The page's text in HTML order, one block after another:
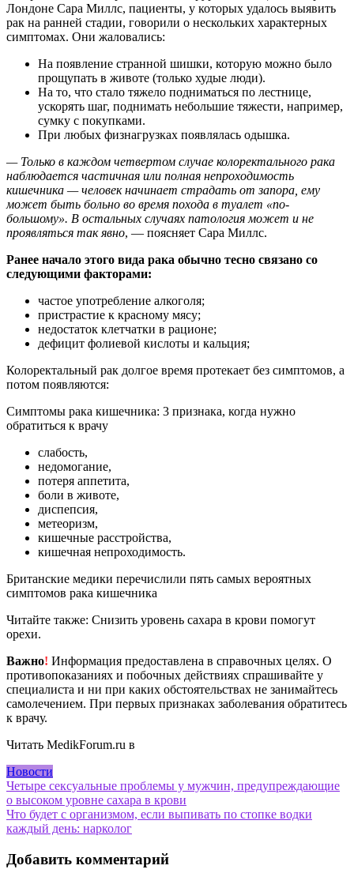
Лондоне Сара Миллс, пациенты, у которых удалось выявить
рак на ранней стадии, говорили о нескольких характерных
симптомах. Они жаловались:
На появление странной шишки, которую можно было
прощупать в животе (только худые люди).
На то, что стало тяжело подниматься по лестнице,
ускорять шаг, поднимать небольшие тяжести, например,
сумку с покупками.
При любых физнагрузках появлялась одышка.
— Только в каждом четвертом случае колоректального рака
наблюдается частичная или полная непроходимость
кишечника — человек начинает страдать от запора, ему
может быть больно во время похода в туалет «по-
большому». В остальных случаях патология может и не
проявляться так явно, — поясняет Сара Миллс.
Ранее начало этого вида рака обычно тесно связано со
следующими факторами:
частое употребление алкоголя;
пристрастие к красному мясу;
недостаток клетчатки в рационе;
дефицит фолиевой кислоты и кальция;
Колоректальный рак долгое время протекает без симптомов, а
потом появляются:
Симптомы рака кишечника: 3 признака, когда нужно
обратиться к врачу
слабость,
недомогание,
потеря аппетита,
боли в животе,
диспепсия,
метеоризм,
кишечные расстройства,
кишечная непроходимость.
Британские медики перечислили пять самых вероятных
симптомов рака кишечника
Читайте также: Снизить уровень сахара в крови помогут
орехи.
Важно! Информация предоставлена в справочных целях. О
противопоказаниях и побочных действиях спрашивайте у
специалиста и ни при каких обстоятельствах не занимайтесь
самолечением. При первых признаках заболевания обратитесь
к врачу.
Читать MedikForum.ru в
Новости
Навигация
по
записям
Четыре сексуальные проблемы у мужчин, предупреждающие
о высоком уровне сахара в крови
Что будет с организмом, если выпивать по стопке водки
каждый день: нарколог
Добавить комментарий